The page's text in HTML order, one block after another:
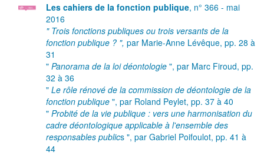
Les cahiers de la fonction publique, n° 366 - mai
2016
" Trois fonctions publiques ou trois versants de la
fonction publique ? ", par Marie-Anne Lévêque, pp. 28 à
31
" Panorama de la loi déontologie ", par Marc Firoud, pp.
32 à 36
" Le rôle rénové de la commission de déontologie de la
fonction publique ", par Roland Peylet, pp. 37 à 40
" Probité de la vie publique : vers une harmonisation du
cadre déontologique applicable à l'ensemble des
responsables publics ", par Gabriel Poifoulot, pp. 41 à
44